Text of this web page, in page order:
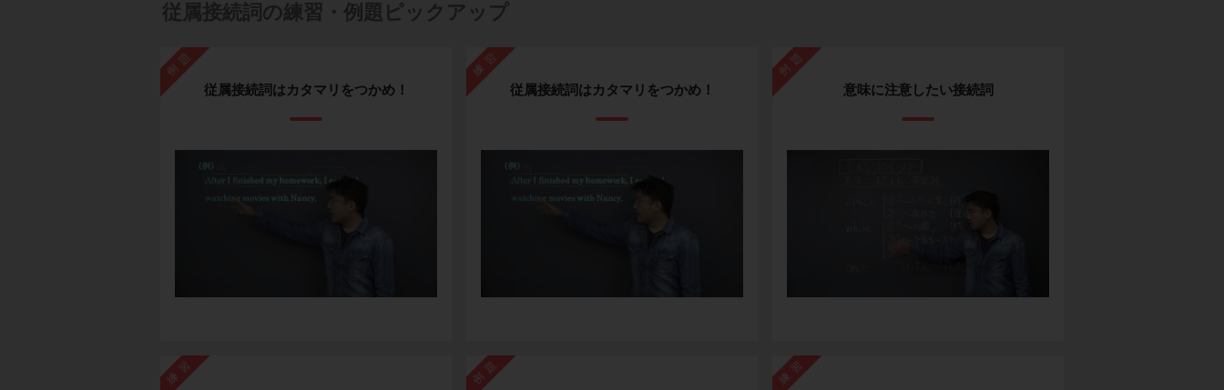
従属接続詞の練習・例題ピックアップ
例題
従属接続詞はカタマリをつかめ！
練習
練習
従属接続詞はカタマリをつかめ！
例題
例題
意味に注意したい接続詞
練習